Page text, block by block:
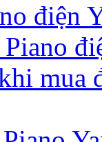
điện
mua